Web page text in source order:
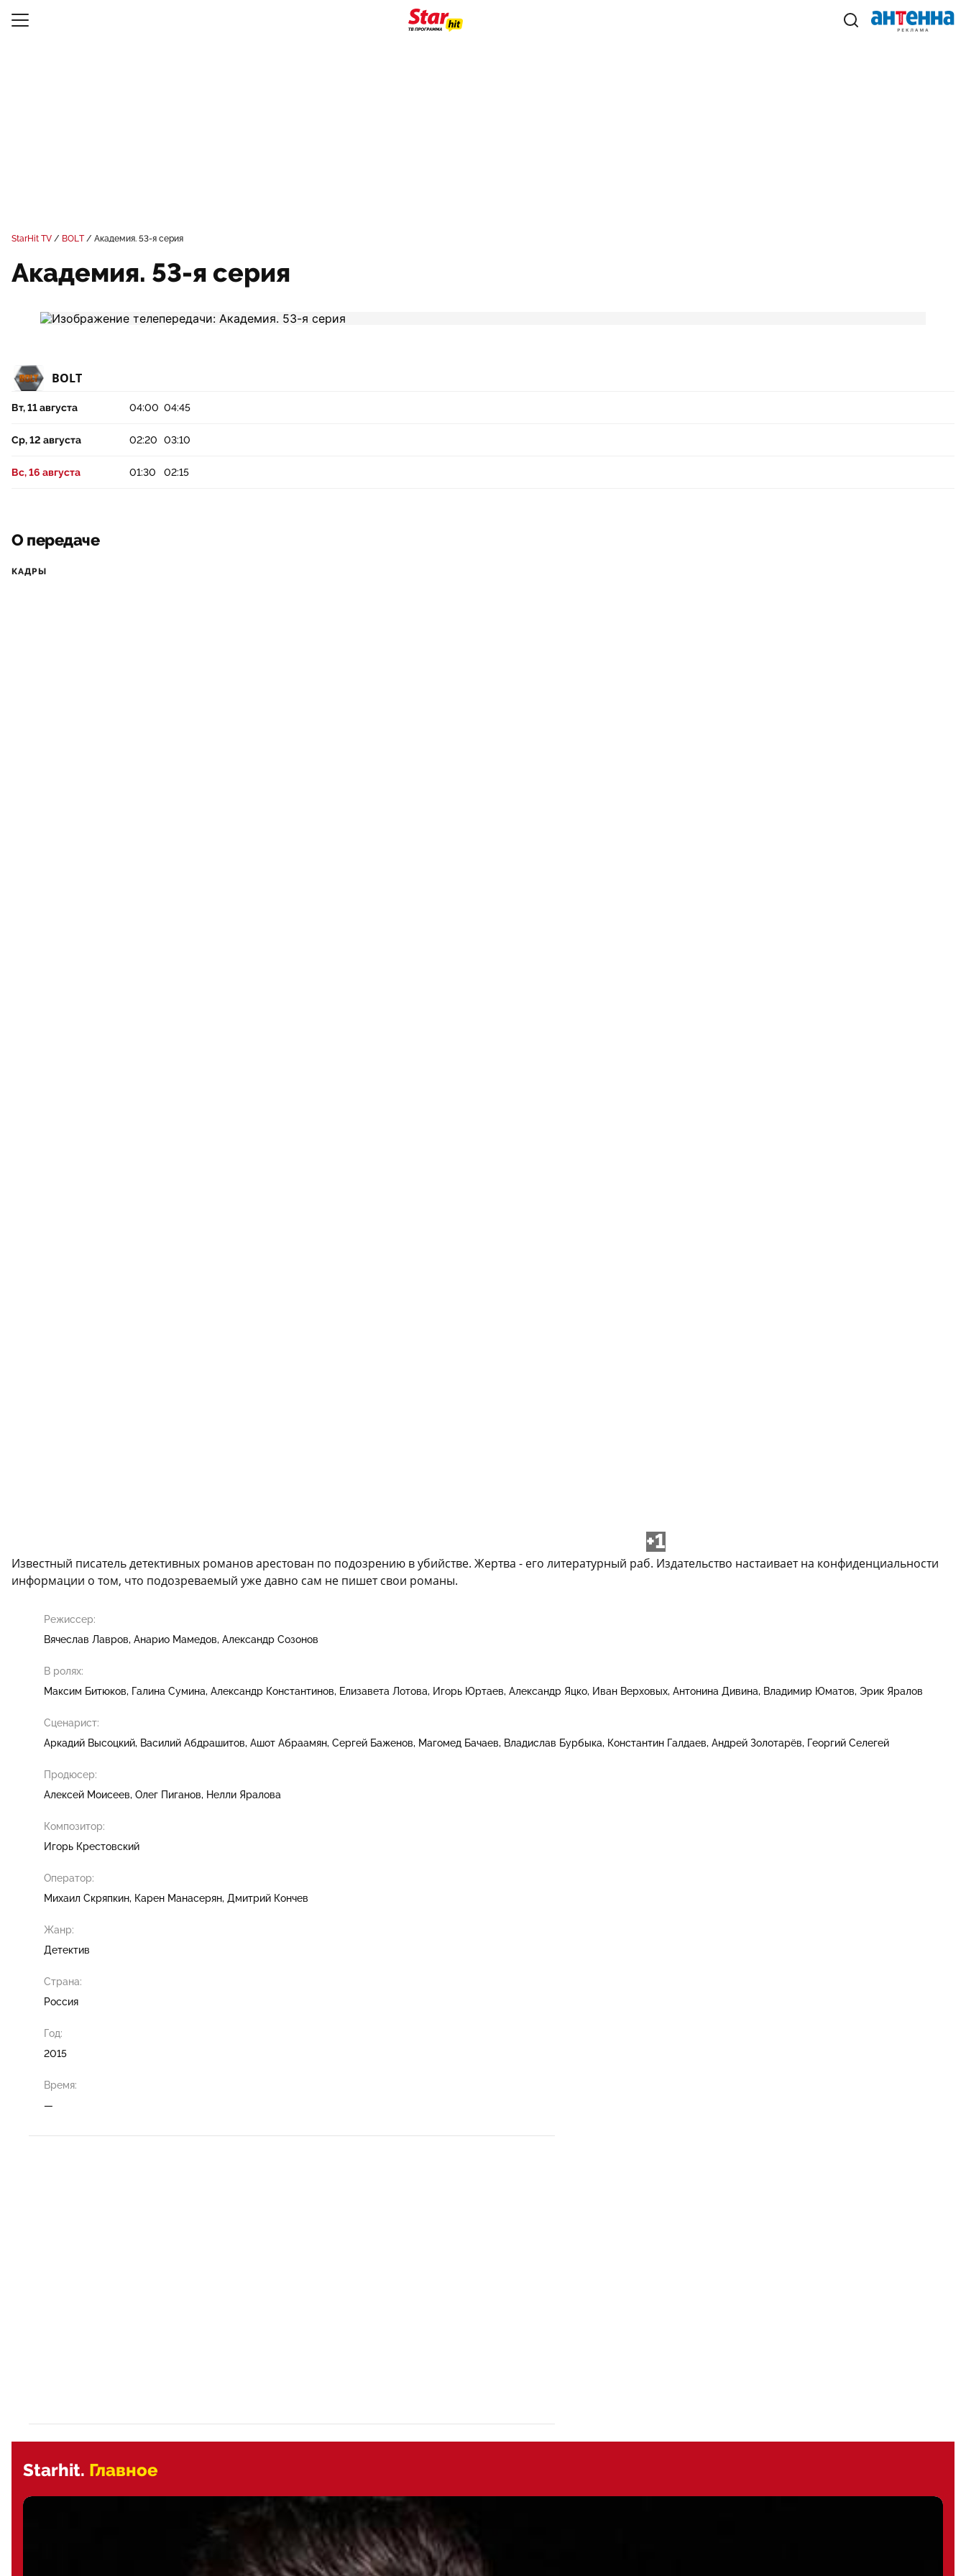
StarHit TV BOLT Академия. 53-я серия
Академия. 53-я серия
BOLT
Вт, 11 августа 04:00 04:45
Ср, 12 августа 02:20 03:10
Вс, 16 августа 01:30 02:15
О передаче
КАДРЫ
+1
Известный писатель детективных романов арестован по подозрению в убийстве. Жертва - его литературный раб. Издательство настаивает на конфиденциальности
информации о том, что подозреваемый уже давно сам не пишет свои романы.
Режиссер:
Вячеслав Лавров Анарио Мамедов Александр Созонов
В ролях:
Максим Битюков
Галина Сумина Александр Константинов Елизавета Лотова Игорь Юртаев Александр Яцко Иван Верховых Антонина Дивина Владимир Юматов Эрик Яралов
Сценарист:
Аркадий Высоцкий Василий Абдрашитов Ашот Абраамян Сергей Баженов Магомед Бачаев Владислав Бурбыка Константин Галдаев Андрей Золотарёв Георгий Селегей
Продюсер:
Алексей Моисеев Олег Пиганов Нелли Яралова
Композитор:
Игорь Крестовский
Оператор:
Михаил Скряпкин Карен Манасерян Дмитрий Кончев
Жанр:
Детектив
Страна:
Россия
Год:
2015
Время:
—
Starhit. Главное